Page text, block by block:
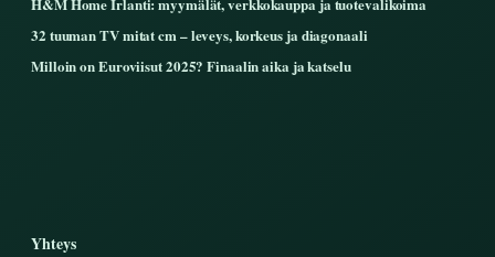
32 tuuman TV mitat cm – leveys, korkeus ja diagonaali
Milloin on Euroviisut 2025? Finaalin aika ja katselu
Yhteys